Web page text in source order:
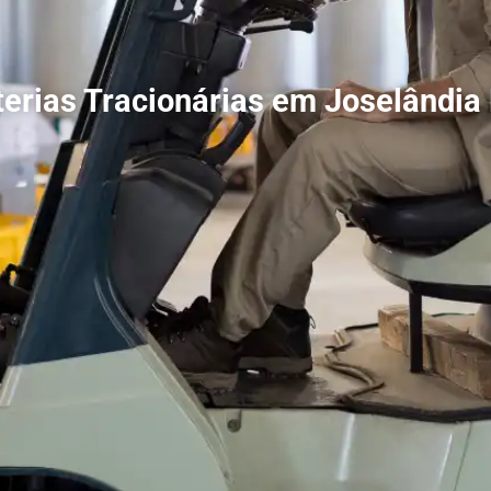
Tracionárias em Joselândia